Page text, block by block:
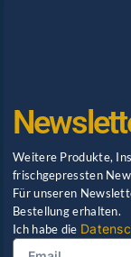
Weitere Produkte,
frischgepressten
Für unseren
Bestellung erhalten.
Ich habe die